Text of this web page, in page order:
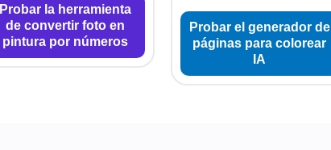
Probar la herramienta
de convertir foto en
pintura por números
Probar el generador de
páginas para colorear
IA